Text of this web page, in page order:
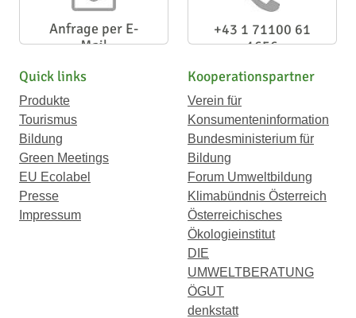
Anfrage per E-
Mail
+43 1 71100 61
1656
Quick links
Produkte
Tourismus
Bildung
Green Meetings
EU Ecolabel
Presse
Impressum
Kooperationspartner
Verein für
Konsumenteninformation
Bundesministerium für
Bildung
Forum Umweltbildung
Klimabündnis Österreich
Österreichisches
Ökologieinstitut
DIE
UMWELTBERATUNG
ÖGUT
denkstatt